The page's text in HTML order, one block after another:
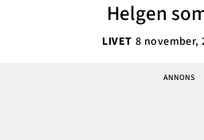
Helgen
LIVET 8 november,